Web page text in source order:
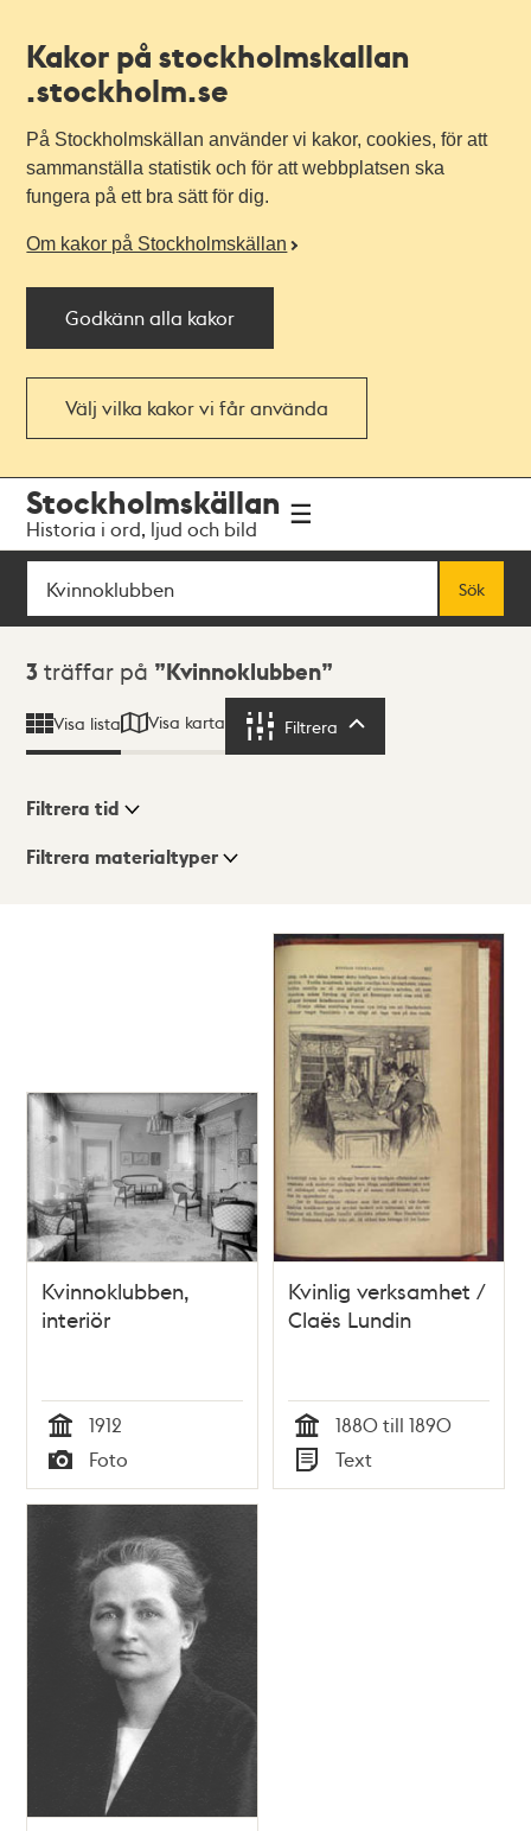
Kakor på stockholmskallan
.stockholm.se
På Stockholmskällan använder vi kakor, cookies, för att
sammanställa statistik och för att webbplatsen ska
fungera på ett bra sätt för dig.
Om kakor på Stockholmskällan
Godkänn alla kakor
Välj vilka kakor vi får använda
navigationen
huvudinnehållet
Stockholmskällan
Historia i ord, ljud och bild
Sök
Sök
Sökresultat
3 träffar på Kvinnoklubben
Visa lista Visa karta Filtrera
Visningsläge
Filtrera tid
Filtrera materialtyper
Kvinnoklubben,
interiör
Tid
1912
Typ
Foto
Kvinlig verksamhet /
Claës Lundin
Tid
1880 till 1890
Typ
Text